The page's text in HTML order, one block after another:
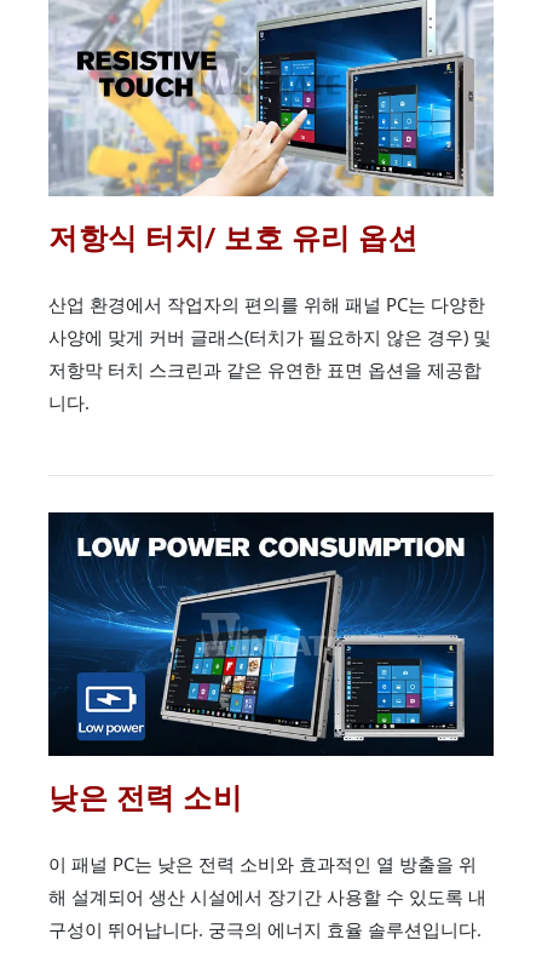
저항식 터치/ 보호 유리 옵션
산업 환경에서 작업자의 편의를 위해 패널 PC는 다양한
사양에 맞게 커버 글래스(터치가 필요하지 않은 경우) 및
저항막 터치 스크린과 같은 유연한 표면 옵션을 제공합
니다.
낮은 전력 소비
이 패널 PC는 낮은 전력 소비와 효과적인 열 방출을 위
해 설계되어 생산 시설에서 장기간 사용할 수 있도록 내
구성이 뛰어납니다. 궁극의 에너지 효율 솔루션입니다.